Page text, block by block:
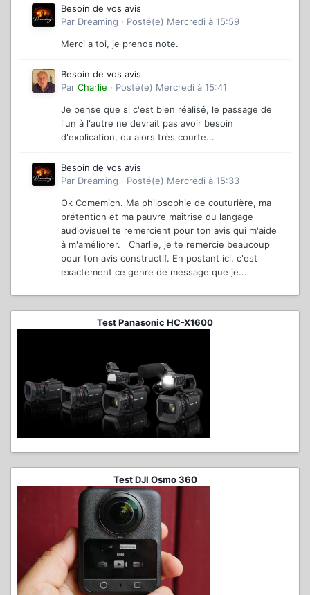
Besoin de vos avis
Par Dreaming · Posté(e) Mercredi à 15:59
Merci a toi, je prends note.
Besoin de vos avis
Par Charlie · Posté(e) Mercredi à 15:41
Je pense que si c'est bien réalisé, le passage de
l'un à l'autre ne devrait pas avoir besoin
d'explication, ou alors très courte...
Besoin de vos avis
Par Dreaming · Posté(e) Mercredi à 15:33
Ok Comemich. Ma philosophie de couturière, ma
prétention et ma pauvre maîtrise du langage
audiovisuel te remercient pour ton avis qui m'aide
à m'améliorer. Charlie, je te remercie beaucoup
pour ton avis constructif. En postant ici, c'est
exactement ce genre de message que je...
Test Panasonic HC-X1600
Test DJI Osmo 360